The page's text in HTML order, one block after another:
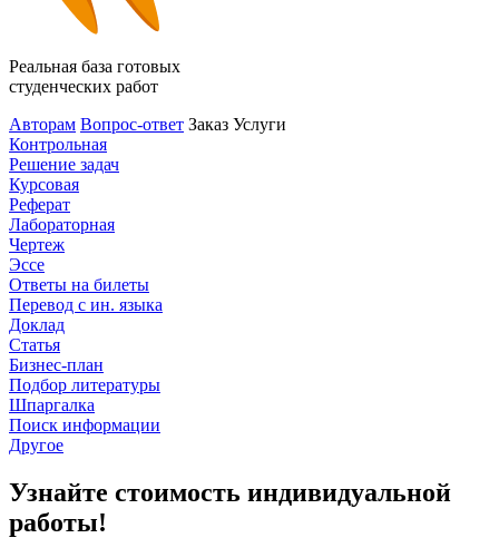
Реальная база готовых
студенческих работ
Авторам Вопрос-ответ Заказ Услуги
Контрольная
Решение задач
Курсовая
Реферат
Лабораторная
Чертеж
Эссе
Ответы на билеты
Перевод с ин. языка
Доклад
Статья
Бизнес-план
Подбор литературы
Шпаргалка
Поиск информации
Другое
Узнайте стоимость индивидуальной
работы!